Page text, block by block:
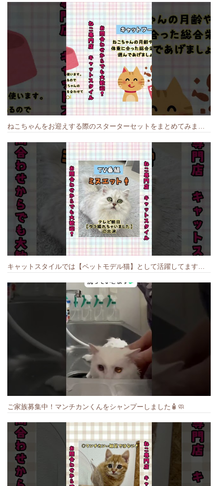
ご家族募集中！マンチカンくんをシャンプーしました🧴🧼